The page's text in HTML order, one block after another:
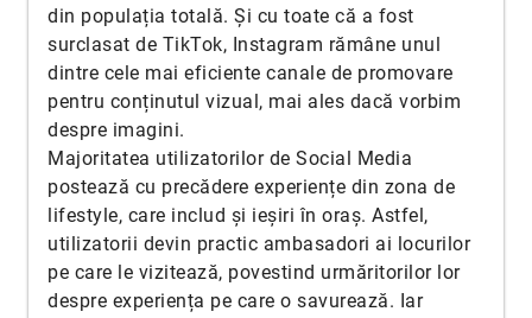
din populația totală. Și cu toate că a fost
surclasat de TikTok, Instagram rămâne unul
dintre cele mai eficiente canale de promovare
pentru conținutul vizual, mai ales dacă vorbim
despre imagini.
Majoritatea utilizatorilor de Social Media
postează cu precădere experiențe din zona de
lifestyle, care includ și ieșiri în oraș. Astfel,
utilizatorii devin practic ambasadori ai locurilor
pe care le vizitează, povestind urmăritorilor lor
despre experiența pe care o savurează. Iar